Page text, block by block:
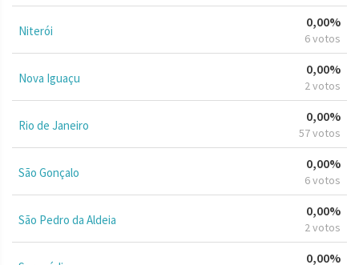
Niterói
0,00%
6 votos
Nova Iguaçu
0,00%
2 votos
Rio de Janeiro
0,00%
57 votos
São Gonçalo
0,00%
6 votos
São Pedro da Aldeia
0,00%
2 votos
0,00%